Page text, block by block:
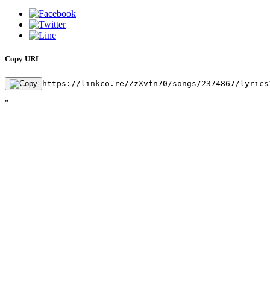
Copy URL
https://linkco.re/ZzXvfn70/songs/2374867/
"